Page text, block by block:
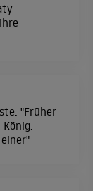
"Früher